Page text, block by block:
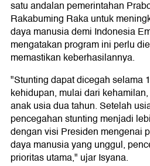
satu andalan pemerintahan
Rakabuming Raka untuk
daya manusia demi Indonesia
mengatakan program ini perlu
memastikan keberhasilannya.
"Stunting dapat dicegah selama
kehidupan, mulai dari
anak usia dua tahun. Setelah
pencegahan stunting menjadi
dengan visi Presiden mengenai
daya manusia yang unggul,
prioritas utama," ujar Isyana.